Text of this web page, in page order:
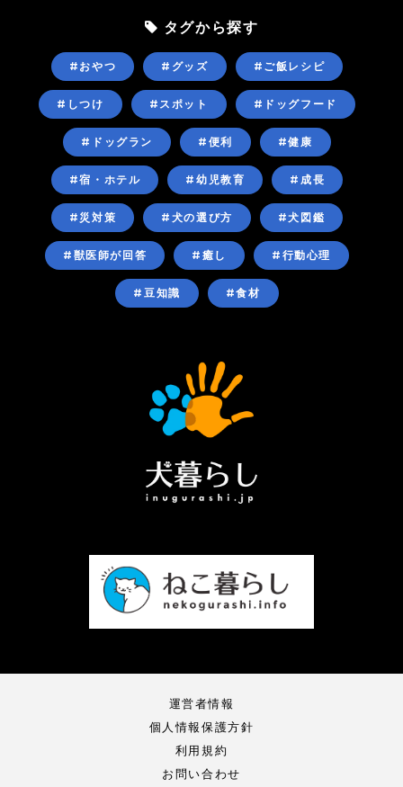
タグから探す
#おやつ #グッズ #ご飯レシピ
#しつけ #スポット #ドッグフード
#ドッグラン #便利 #健康
#宿・ホテル #幼児教育 #成長
#災対策 #犬の選び方 #犬図鑑
#獣医師が回答 #癒し #行動心理
#豆知識 #食材
運営者情報
個人情報保護方針
利用規約
お問い合わせ